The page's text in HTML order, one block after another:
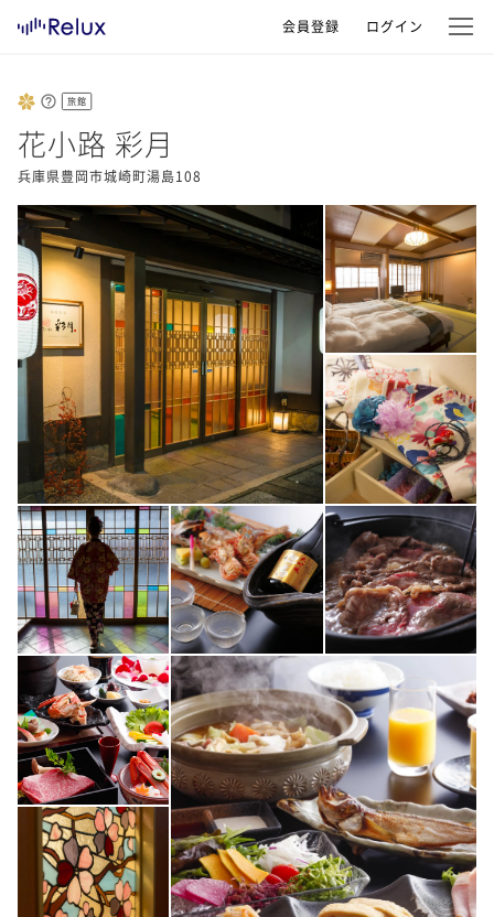
会員登録 ログイン
旅館
花小路 彩月
兵庫県豊岡市城崎町湯島108